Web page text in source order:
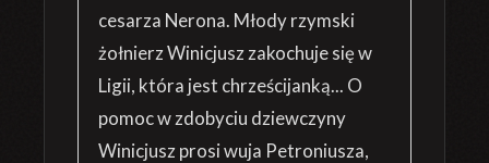
cesarza Nerona. Młody rzymski
żołnierz Winicjusz zakochuje się w
Ligii, która jest chrześcijanką... O
pomoc w zdobyciu dziewczyny
Winicjusz prosi wuja Petroniusza,